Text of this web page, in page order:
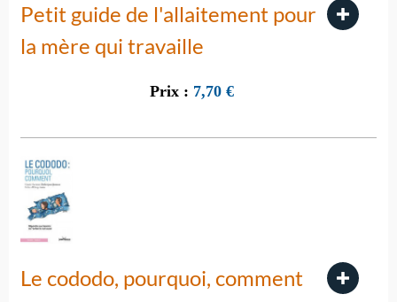
Petit guide de l'allaitement pour
la mère qui travaille
Prix : 7,70 €
Le cododo, pourquoi, comment